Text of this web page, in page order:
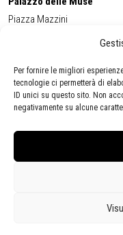
Per fornire le migliori
tecnologie ci permetterà di
ID unici su questo sito. Non
negativamente su alcune
Piazza Mazzini
Cell:
Tel:
+39 0584 944580
(orario
Email:
Segnalazione di